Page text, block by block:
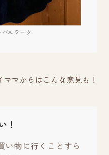
ルワーク
マからはこんな意見も！
！
い物に行くことすら